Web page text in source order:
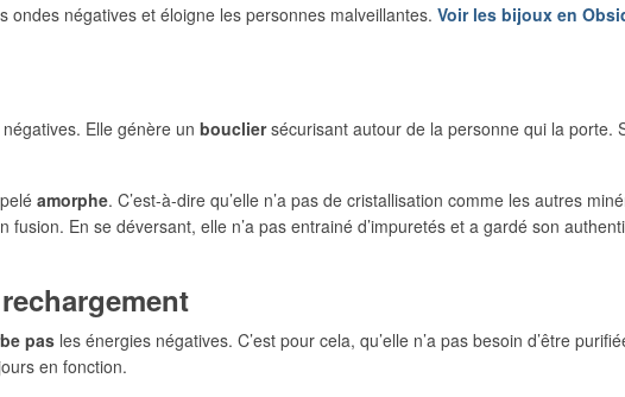
négatives et éloigne les personnes malveillantes. Voir les bijoux en
Elle génère un boucliersécurisant autour de la personne qui la porte.
amorphe. C’est-à-dire qu’elle n’a pas de cristallisation comme les autres
fusion. En se déversant, elle n’a pas entrainé d’impuretés et a gardé son
pas les énergies négatives. C’est pour cela, qu’elle n’a pas besoin d’être
en fonction.